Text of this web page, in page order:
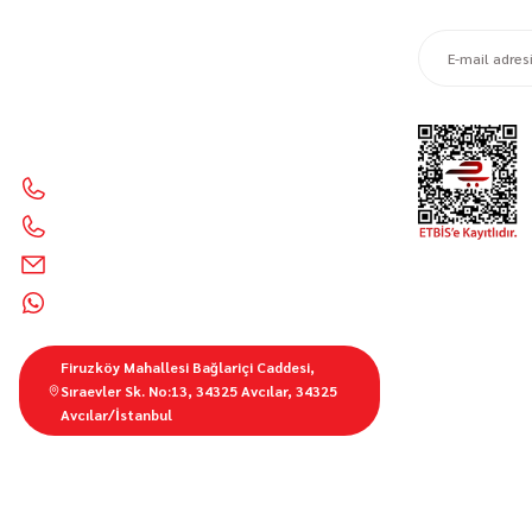
Firuzköy Mahallesi Bağlariçi Caddesi,
Sıraevler Sk. No:13, 34325 Avcılar, 34325
Avcılar/İstanbul